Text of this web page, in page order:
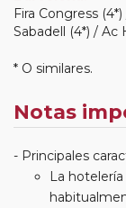
Fira Congress
Sabadell (4*) /
* O similares.
Notas
Principales
La